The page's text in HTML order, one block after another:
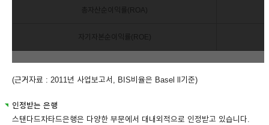
총자산순이익률(ROA)
자기자본순이익률(ROE)
(근거자료 : 2011년 사업보고서, BIS비율은 Basel ll기준)
인정받는 은행
스탠다드차타드은행은 다양한 부문에서 대내외적으로 인정받고 있습니다.